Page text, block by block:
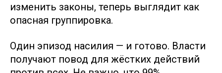
изменить законы, теперь выглядит как
опасная группировка.
Один эпизод насилия — и готово. Власти
получают повод для жёстких действий